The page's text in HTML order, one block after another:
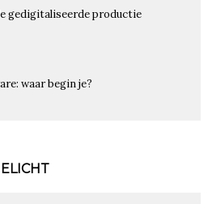
gedigitaliseerde productie
waar begin je?